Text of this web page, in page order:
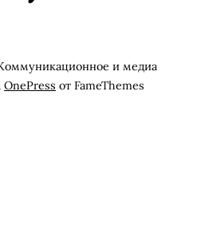
и медиа
OnePress от FameThemes